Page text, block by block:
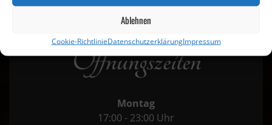
Ablehnen
Cookie-RichtlinieDatenschutzerklärungImpressum
Öffnungszeiten
Montag
17:00 - 23:00 Uhr